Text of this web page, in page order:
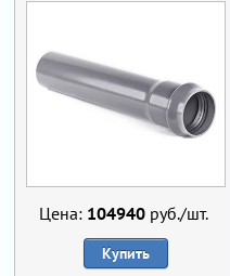
Цена: 104940руб./шт.
Купить